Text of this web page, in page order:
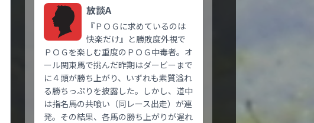
放談A
『ＰＯＧに求めているのは
快楽だけ』と勝敗度外視で
ＰＯＧを楽しむ重度のＰＯＧ中毒者。オ
ール関東馬で挑んだ昨期はダービーまで
に４頭が勝ち上がり、いずれも素質溢れ
る勝ちっぷりを披露した。しかし、道中
は指名馬の共喰い（同レース出走）が連
発。その結果、各馬の勝ち上がりが遅れ